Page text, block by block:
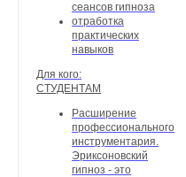
сеансов гипноза
отработка
практических
навыков
Для кого:
СТУДЕНТАМ
Расширение
профессионального
инструментария.
Эриксоновский
гипноз - это